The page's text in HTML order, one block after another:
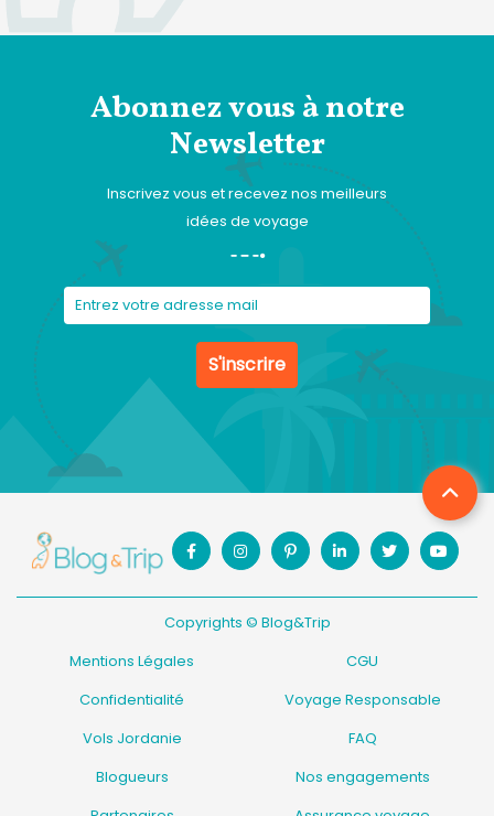
Abonnez vous à notre
Newsletter
Inscrivez vous et recevez nos meilleurs
idées de voyage
S'inscrire
Copyrights © Blog&Trip
Mentions Légales
CGU
Confidentialité
Voyage Responsable
Vols Jordanie
FAQ
Blogueurs
Nos engagements